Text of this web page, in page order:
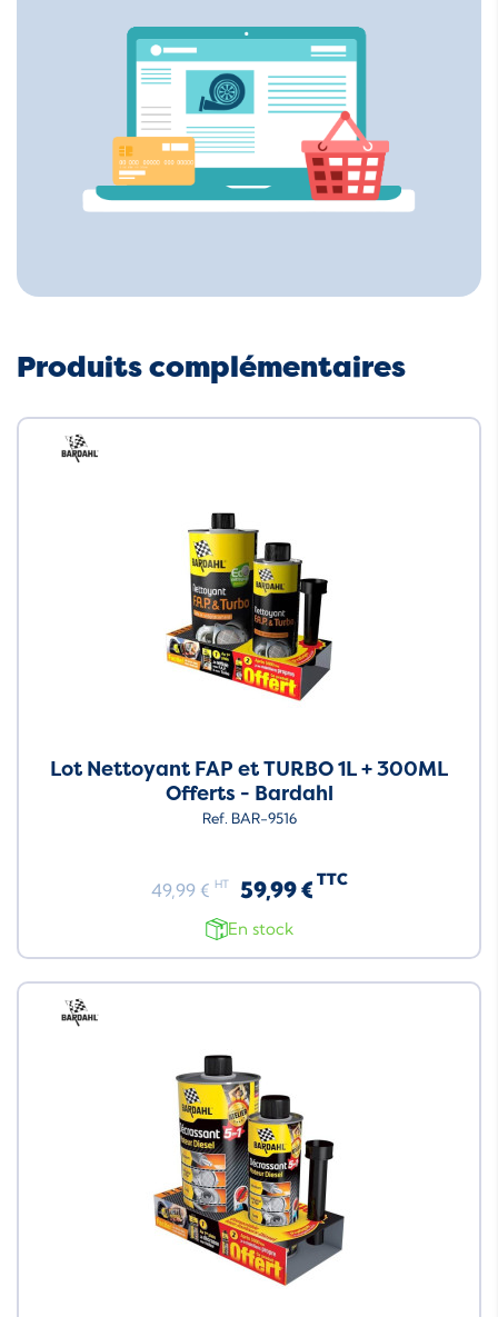
Produits complémentaires
Neuf
Lot Nettoyant FAP et TURBO 1L + 300ML
Offerts - Bardahl
Ref. BAR-9516
49,99 € HT 59,99 € TTC
En stock
Neuf